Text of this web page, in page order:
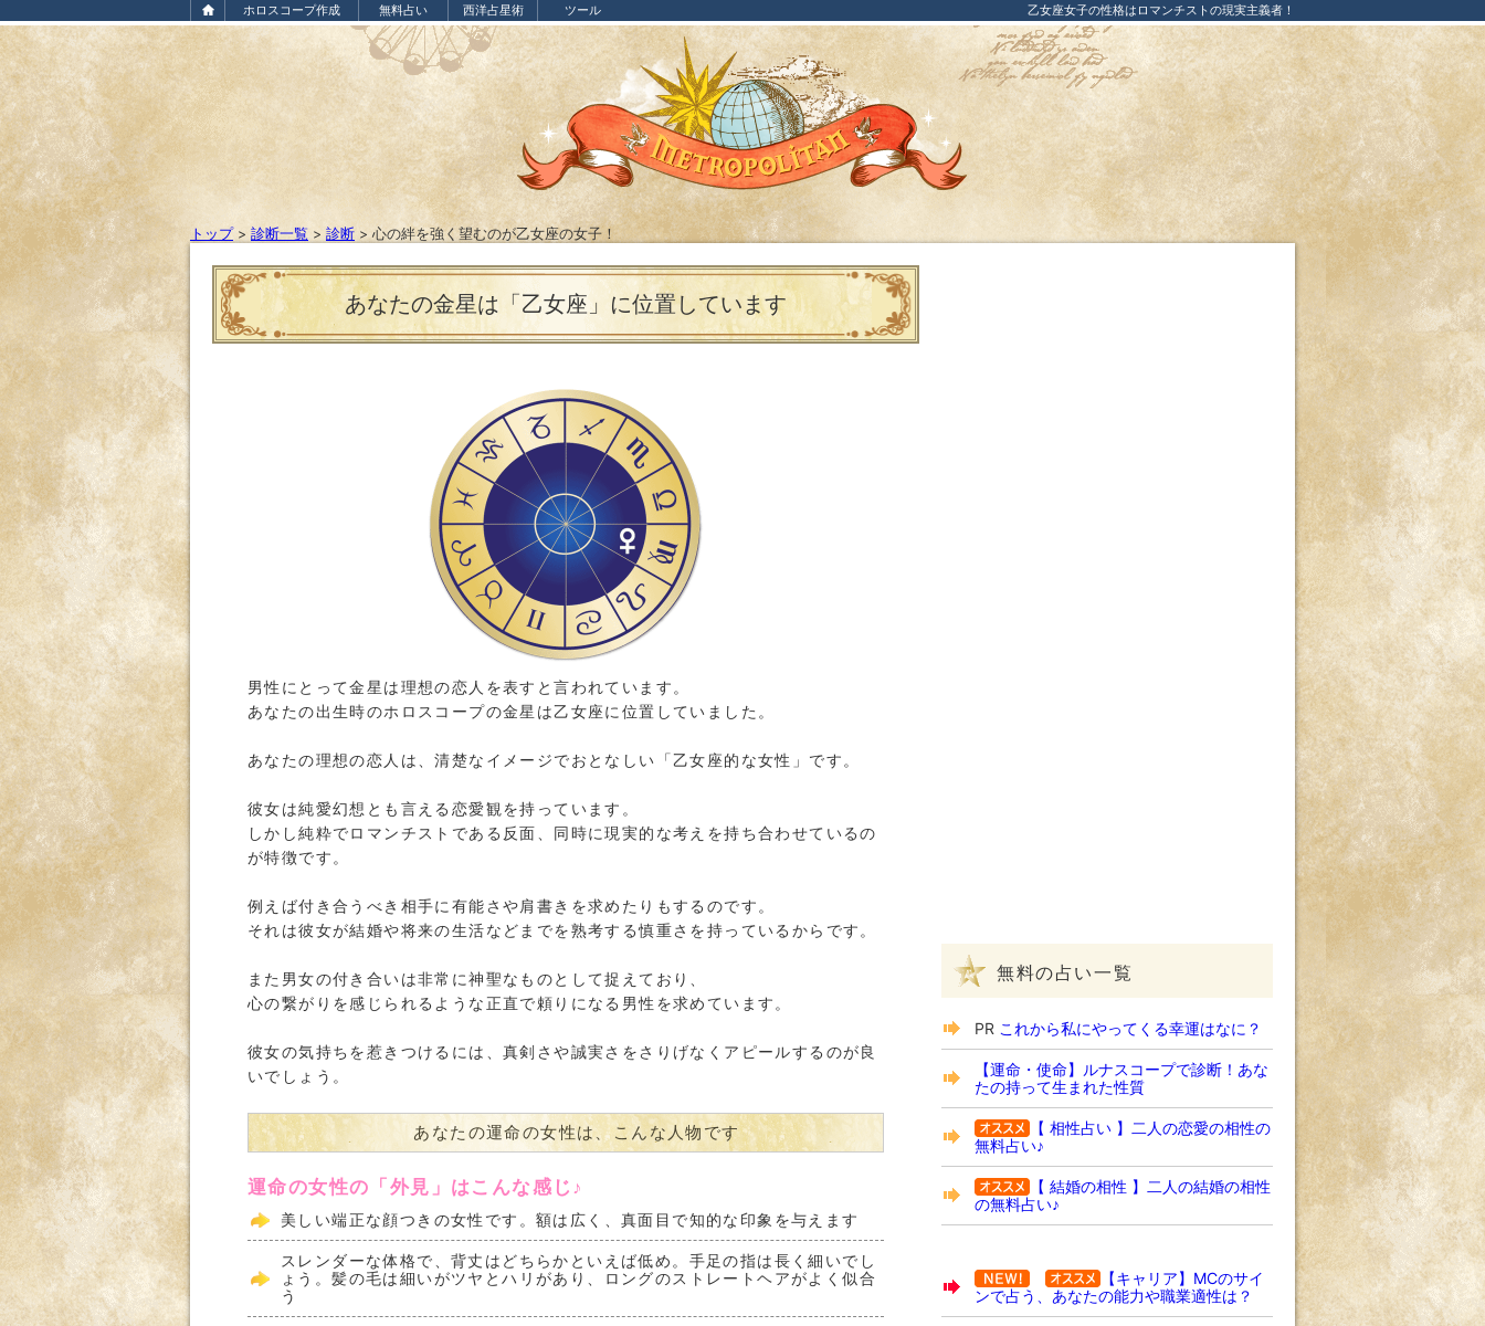
ホロスコープ作成 無料占い 西洋占星術 ツール 乙女座女子の性格はロマンチストの現実主義者！
トップ> 診断一覧 > 診断 >心の絆を強く望むのが乙女座の女子！
あなたの金星は「乙女座」に位置しています
男性にとって金星は理想の恋人を表すと言われています。
あなたの出生時のホロスコープの金星は乙女座に位置していました。
あなたの理想の恋人は、清楚なイメージでおとなしい「乙女座的な女性」です。
彼女は純愛幻想とも言える恋愛観を持っています。
しかし純粋でロマンチストである反面、同時に現実的な考えを持ち合わせているの
が特徴です。
例えば付き合うべき相手に有能さや肩書きを求めたりもするのです。
それは彼女が結婚や将来の生活などまでを熟考する慎重さを持っているからです。
また男女の付き合いは非常に神聖なものとして捉えており、
心の繋がりを感じられるような正直で頼りになる男性を求めています。
彼女の気持ちを惹きつけるには、真剣さや誠実さをさりげなくアピールするのが良
いでしょう。
あなたの運命の女性は、こんな人物です
運命の女性の「外見」はこんな感じ♪
美しい端正な顔つきの女性です。額は広く、真面目で知的な印象を与えます
スレンダーな体格で、背丈はどちらかといえば低め。手足の指は長く細いでし
ょう。髪の毛は細いがツヤとハリがあり、ロングのストレートヘアがよく似合
う
無料の占い一覧
PR これから私にやってくる幸運はなに？
【運命・使命】ルナスコープで診断！あな
たの持って生まれた性質
【 相性占い 】二人の恋愛の相性の
無料占い♪
【 結婚の相性 】二人の結婚の相性
の無料占い♪
【キャリア】MCのサイ
ンで占う、あなたの能力や職業適性は？